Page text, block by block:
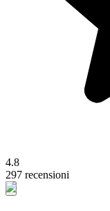
4.8
297 recensioni